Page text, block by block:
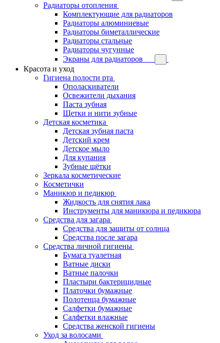
Радиаторы отопления
Комплектующие для радиаторов
Радиаторы алюминиевые
Радиаторы биметаллические
Радиаторы стальные
Радиаторы чугунные
Экраны для радиаторов
Красота и уход
Гигиена полости рта
Ополаскиватели
Освежители дыхания
Паста зубная
Щетки и нити зубные
Детская косметика
Детская зубная паста
Детский крем
Детское мыло
Для купания
Зубные щётки
Зеркала косметические
Косметички
Маникюр и педикюр
Жидкость для снятия лака
Инструменты для маникюра и педикюра
Средства для загара
Средства для защиты от солнца
Средства после загара
Средства личной гигиены
Бумага туалетная
Ватные диски
Ватные палочки
Пластыри бактерицидные
Платочки бумажные
Полотенца бумажные
Салфетки бумажные
Салфетки влажные
Средства женской гигиены
Уход за волосами